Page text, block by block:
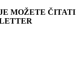
MOŽETE ČITATI